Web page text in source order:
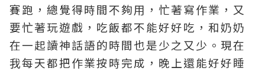
賽跑，總覺得時間不夠用，忙著寫作業，又
要忙著玩遊戲，吃飯都不能好好吃，和奶奶
在一起讀神話語的時間也是少之又少。現在
我每天都把作業按時完成，晚上還能好好睡